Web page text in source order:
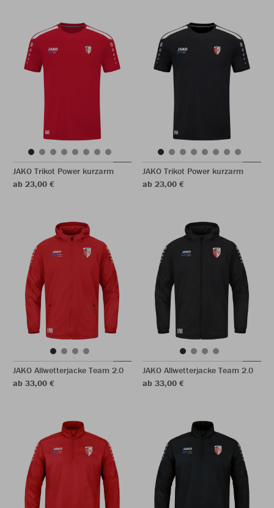
JAKO Trikot Power kurzarm
ab 23,00 €
JAKO Trikot Power kurzarm
ab 23,00 €
JAKO Allwetterjacke Team 2.0
ab 33,00 €
JAKO Allwetterjacke Team 2.0
ab 33,00 €